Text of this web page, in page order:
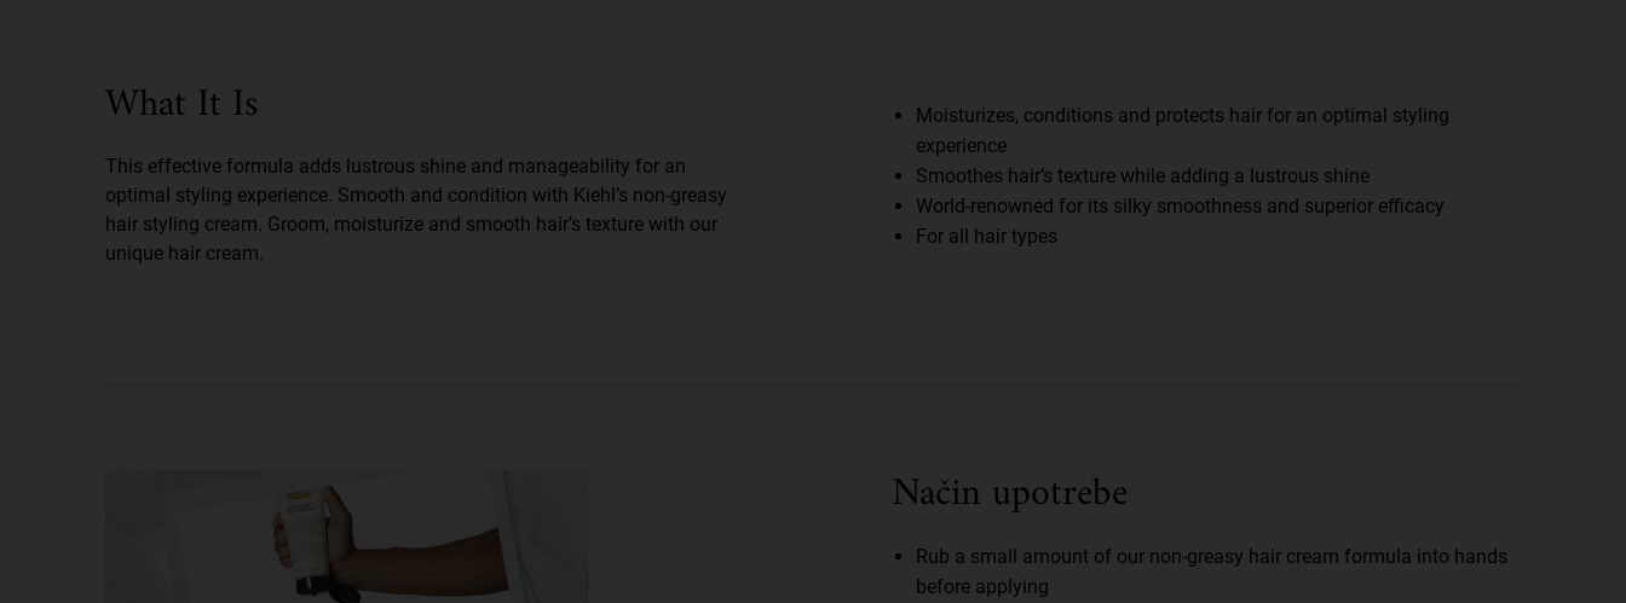
What It Is
This effective formula adds lustrous shine and manageability for an
optimal styling experience. Smooth and condition with Kiehl’s non-greasy
hair styling cream. Groom, moisturize and smooth hair’s texture with our
unique hair cream.
Moisturizes, conditions and protects hair for an optimal styling
experience
Smoothes hair’s texture while adding a lustrous shine
World-renowned for its silky smoothness and superior efficacy
For all hair types
Način upotrebe
Rub a small amount of our non-greasy hair cream formula into hands
before applying